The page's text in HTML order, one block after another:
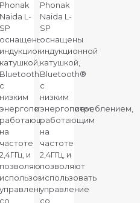
Phonak
Naida L-
SP
Bluetooth®
с
низким
на
частоте
2,4ГГц, и
со
Phonak
Naida L-
SP
оснащены
индукционной
катушкой,
Bluetooth®
с
низким
энергопотреблением,
работающим
на
частоте
2,4ГГц, и
позволяют
использовать
управление
со